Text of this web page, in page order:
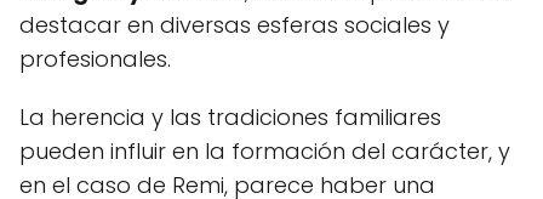
destacar en diversas esferas sociales y
profesionales.
La herencia y las tradiciones familiares
pueden influir en la formación del carácter, y
en el caso de Remi, parece haber una